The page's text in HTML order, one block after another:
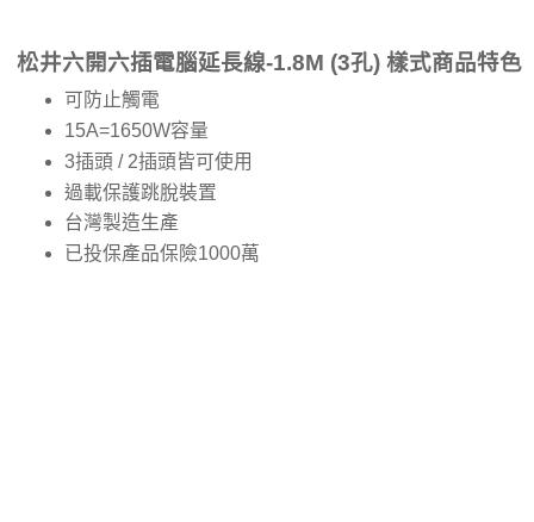
松井六開六插電腦延長線-1.8M (3孔) 樣式商品特色
可防止觸電
15A=1650W容量
3插頭 / 2插頭皆可使用
過載保護跳脫裝置
台灣製造生產
已投保產品保險1000萬